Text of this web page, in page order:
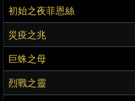
初始之夜菲恩絲
災疫之兆
巨蛛之母
烈戰之靈